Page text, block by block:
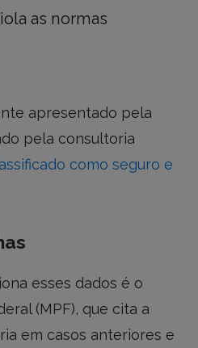
as normas
apresentado pela
pela consultoria
como seguro e
esses dados é o
(MPF), que cita a
em casos anteriores e